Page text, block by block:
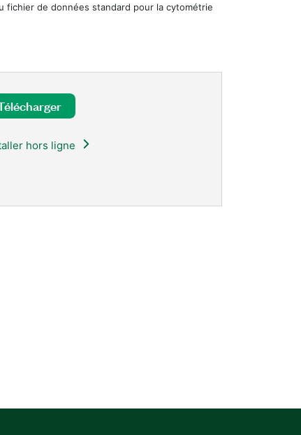
fichier de données standard pour la cytométrie
hors ligne